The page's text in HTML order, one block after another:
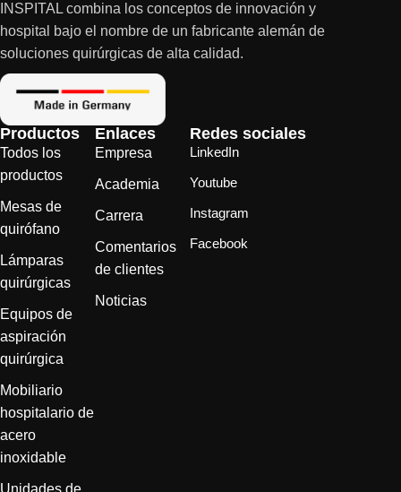
INSPITAL combina los conceptos de innovación y
hospital bajo el nombre de un fabricante alemán de
soluciones quirúrgicas de alta calidad.
Productos
Todos los
productos
Mesas de
quirófano
Lámparas
quirúrgicas
Equipos de
aspiración
quirúrgica
Mobiliario
hospitalario de
acero
inoxidable
Unidades de
Enlaces
Empresa
Academia
Carrera
Comentarios
de clientes
Noticias
Redes sociales
LinkedIn
Youtube
Instagram
Facebook